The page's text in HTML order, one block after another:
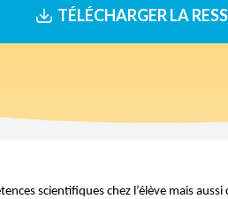
TÉLÉCHARGER LA
scientifiques chez l’élève mais